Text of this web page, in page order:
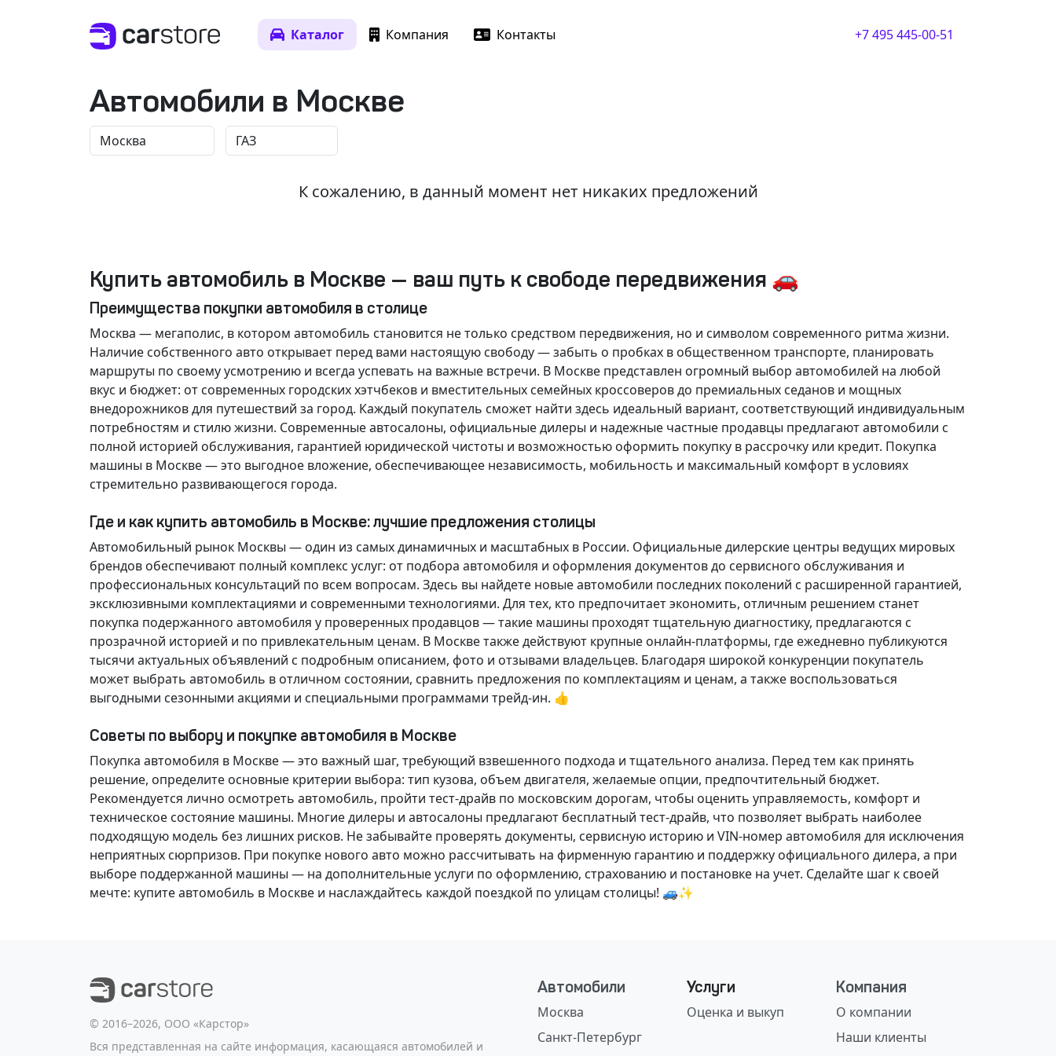
Каталог Компания Контакты +7 495 445-00-51
Автомобили в Москве
К сожалению, в данный момент нет никаких предложений
Купить автомобиль в Москве — ваш путь к свободе передвижения 🚗
Преимущества покупки автомобиля в столице
Москва — мегаполис, в котором автомобиль становится не только средством передвижения, но и символом современного ритма жизни.
Наличие собственного авто открывает перед вами настоящую свободу — забыть о пробках в общественном транспорте, планировать
маршруты по своему усмотрению и всегда успевать на важные встречи. В Москве представлен огромный выбор автомобилей на любой
вкус и бюджет: от современных городских хэтчбеков и вместительных семейных кроссоверов до премиальных седанов и мощных
внедорожников для путешествий за город. Каждый покупатель сможет найти здесь идеальный вариант, соответствующий индивидуальным
потребностям и стилю жизни. Современные автосалоны, официальные дилеры и надежные частные продавцы предлагают автомобили с
полной историей обслуживания, гарантией юридической чистоты и возможностью оформить покупку в рассрочку или кредит. Покупка
машины в Москве — это выгодное вложение, обеспечивающее независимость, мобильность и максимальный комфорт в условиях
стремительно развивающегося города.
Где и как купить автомобиль в Москве: лучшие предложения столицы
Автомобильный рынок Москвы — один из самых динамичных и масштабных в России. Официальные дилерские центры ведущих мировых
брендов обеспечивают полный комплекс услуг: от подбора автомобиля и оформления документов до сервисного обслуживания и
профессиональных консультаций по всем вопросам. Здесь вы найдете новые автомобили последних поколений с расширенной гарантией,
эксклюзивными комплектациями и современными технологиями. Для тех, кто предпочитает экономить, отличным решением станет
покупка подержанного автомобиля у проверенных продавцов — такие машины проходят тщательную диагностику, предлагаются с
прозрачной историей и по привлекательным ценам. В Москве также действуют крупные онлайн-платформы, где ежедневно публикуются
тысячи актуальных объявлений с подробным описанием, фото и отзывами владельцев. Благодаря широкой конкуренции покупатель
может выбрать автомобиль в отличном состоянии, сравнить предложения по комплектациям и ценам, а также воспользоваться
выгодными сезонными акциями и специальными программами трейд-ин. 👍
Советы по выбору и покупке автомобиля в Москве
Покупка автомобиля в Москве — это важный шаг, требующий взвешенного подхода и тщательного анализа. Перед тем как принять
решение, определите основные критерии выбора: тип кузова, объем двигателя, желаемые опции, предпочтительный бюджет.
Рекомендуется лично осмотреть автомобиль, пройти тест-драйв по московским дорогам, чтобы оценить управляемость, комфорт и
техническое состояние машины. Многие дилеры и автосалоны предлагают бесплатный тест-драйв, что позволяет выбрать наиболее
подходящую модель без лишних рисков. Не забывайте проверять документы, сервисную историю и VIN-номер автомобиля для исключения
неприятных сюрпризов. При покупке нового авто можно рассчитывать на фирменную гарантию и поддержку официального дилера, а при
выборе поддержанной машины — на дополнительные услуги по оформлению, страхованию и постановке на учет. Сделайте шаг к своей
мечте: купите автомобиль в Москве и наслаждайтесь каждой поездкой по улицам столицы! 🚙✨
©️ 2016–2026, ООО «Карстор»
Вся представленная на сайте информация, касающаяся автомобилей и
Автомобили
Москва
Санкт-Петербург
Услуги
Оценка и выкуп
Компания
О компании
Наши клиенты